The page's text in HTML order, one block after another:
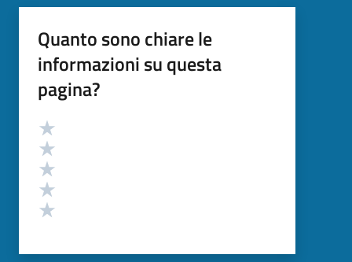
Quanto sono chiare le
informazioni su questa
pagina?
Valutazione